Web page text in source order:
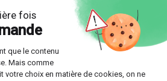
suivantes avec la forme
présent des verbes entre
________ (wait).